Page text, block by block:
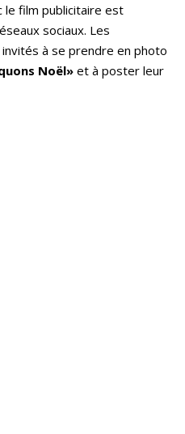
le film publicitaire est
sociaux. Les
à se prendre en photo
Noël» et à poster leur